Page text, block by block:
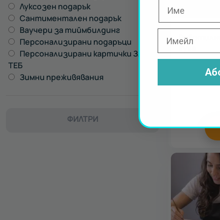
Луксозен подарък
Сантиментален подарък
Ваучери за тиймбилдинг
Персонализирани подаръци
Персонализирани картички ЗА
ТЕБ
Зимни преживявания
ФИЛТРИ
кука